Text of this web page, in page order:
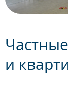
и